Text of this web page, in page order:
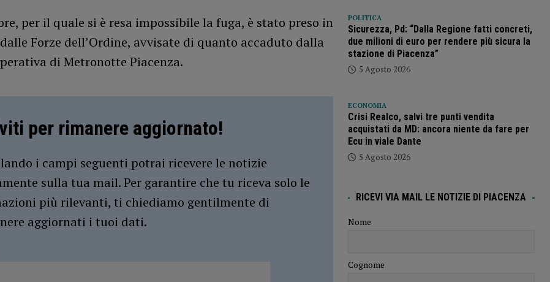
per il quale si è resa impossibile la fuga, è stato preso in
Forze dell’Ordine, avvisate di quanto accaduto dalla
di Metronotte Piacenza.
per rimanere aggiornato!
i campi seguenti potrai ricevere le notizie
sulla tua mail. Per garantire che tu riceva solo le
più rilevanti, ti chiediamo gentilmente di
aggiornati i tuoi dati.
POLITICA
Sicurezza, Pd: “Dalla Regione fatti concreti,
due milioni di euro per rendere più sicura la
stazione di Piacenza”
5 Agosto 2026
ECONOMIA
Crisi Realco, salvi tre punti vendita
acquistati da MD: ancora niente da fare per
Ecu in viale Dante
5 Agosto 2026
RICEVI VIA MAIL LE NOTIZIE DI PIACENZA
Nome
Cognome